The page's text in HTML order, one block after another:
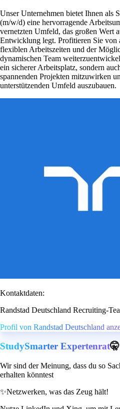
Unser Unternehmen bietet Ihnen als
(m/w/d) eine hervorragende
vernetzten Umfeld, das großen Wert
Entwicklung legt. Profitieren Sie von
flexiblen Arbeitszeiten und der
dynamischen Team
ein sicherer Arbeitsplatz, sondern
spannenden Projekten mitzuwirken
unterstützenden Umfeld auszubauen.
Kontaktdaten:
Randstad Deutschland Recruiting-
Profil von Randstad Deutschland
StudySmarter Expertenrat🤫
Wir sind der Meinung, dass du so
erhalten könntest
✨Netzwerken, was das Zeug hält!